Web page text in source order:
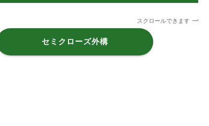
スクロールできます
セミクローズ外構